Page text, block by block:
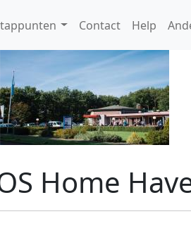
Contact Help
Home